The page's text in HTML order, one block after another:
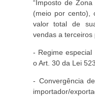
“Imposto de
(meio por cento),
valor total de
vendas a terceiros
- Regime
o Art. 30 da Lei
- Convergência
importador/